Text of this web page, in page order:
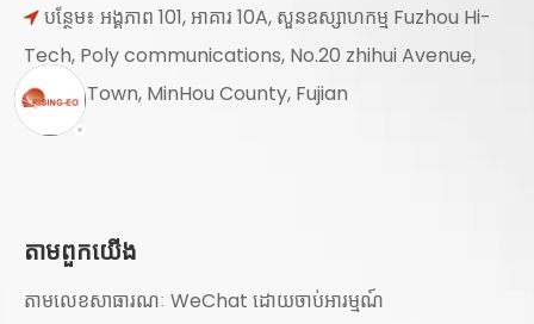
 បន្ថែម៖ អង្គភាព 101, អាគារ 10A, សួនឧស្សាហកម្ម Fuzhou Hi-
Tech, Poly communications, No.20 zhihui Avenue,
NanYu Town, MinHou County, Fujian
តាមពួកយើង
តាមលេខសាធារណៈ WeChat ដោយចាប់អារម្មណ៍